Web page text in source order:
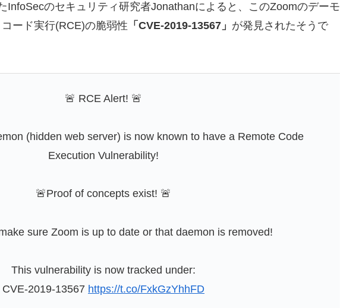
InfoSecのセキュリティ研究者Jonathanによると、このZoomのデーモ
ード実行(RCE)の脆弱性 「CVE-2019-13567」 が発見されたそうで
🚨 RCE Alert! 🚨
(hidden web server) is now known to have a Remote Code
Execution Vulnerability!
🚨Proof of concepts exist! 🚨
sure Zoom is up to date or that daemon is removed!
This vulnerability is now tracked under:
CVE-2019-13567 https://t.co/FxkGzYhhFD